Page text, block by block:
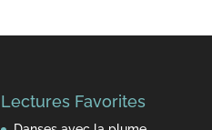
Lectures Favorites